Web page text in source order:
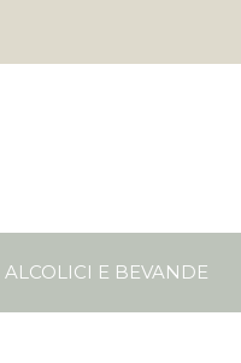
ALCOLICI E BEVANDE